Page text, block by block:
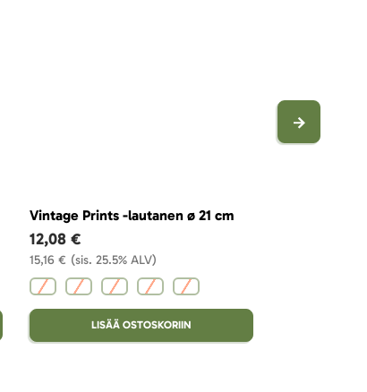
Vintage Prints -lautanen ø 21 cm
(sis. 25.5% ALV)
15,16 €
12,08 €
LISÄÄ OSTOSKORIIN